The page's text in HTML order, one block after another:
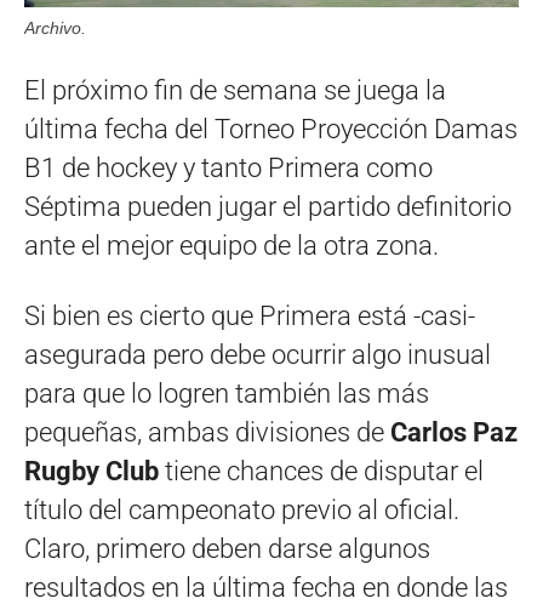
Archivo.
El próximo fin de semana se juega la
última fecha del Torneo Proyección Damas
B1 de hockey y tanto Primera como
Séptima pueden jugar el partido definitorio
ante el mejor equipo de la otra zona.
Si bien es cierto que Primera está -casi-
asegurada pero debe ocurrir algo inusual
para que lo logren también las más
pequeñas, ambas divisiones de Carlos Paz
Rugby Club tiene chances de disputar el
título del campeonato previo al oficial.
Claro, primero deben darse algunos
resultados en la última fecha en donde las